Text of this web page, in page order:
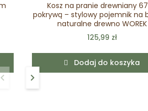
Kosz na pranie drewniany
pokrywą – stylowy pojemnik na
naturalne drewno WOREK
125,99 zł
Dodaj do koszyka
Poprzedni
keyboard_arrow_left Następny
keyboard_arrow_right